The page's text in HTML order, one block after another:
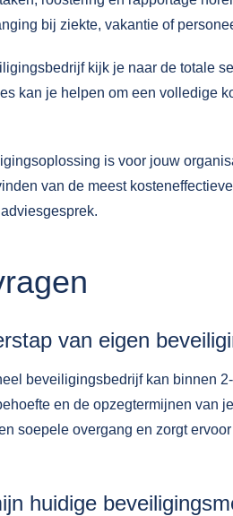
bij ziekte, vakantie of
kijk je naar de totale
kan je helpen om een volledige
is voor jouw
van de meest
van eigen
beveiligingsbedrijf kan binnen
en de opzegtermijnen van
soepele overgang en zorgt
huidige